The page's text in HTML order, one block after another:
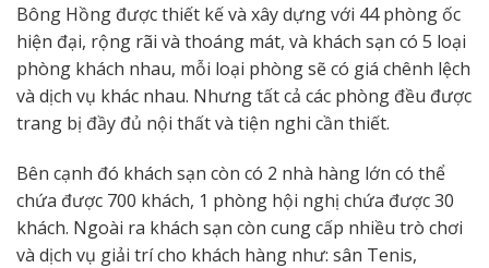
Bông Hồng được thiết kế và xây dựng với 44 phòng ốc
hiện đại, rộng rãi và thoáng mát, và khách sạn có 5 loại
phòng khách nhau, mỗi loại phòng sẽ có giá chênh lệch
và dịch vụ khác nhau. Nhưng tất cả các phòng đều được
trang bị đầy đủ nội thất và tiện nghi cần thiết.
Bên cạnh đó khách sạn còn có 2 nhà hàng lớn có thể
chứa được 700 khách, 1 phòng hội nghị chứa được 30
khách. Ngoài ra khách sạn còn cung cấp nhiều trò chơi
và dịch vụ giải trí cho khách hàng như: sân Tenis,